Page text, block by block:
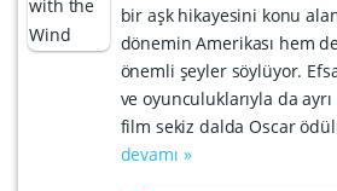
bir aşk hikayesini konu
dönemin Amerikası hem
önemli şeyler söylüyor.
ve oyunculuklarıyla da
film sekiz dalda Oscar
devamı »